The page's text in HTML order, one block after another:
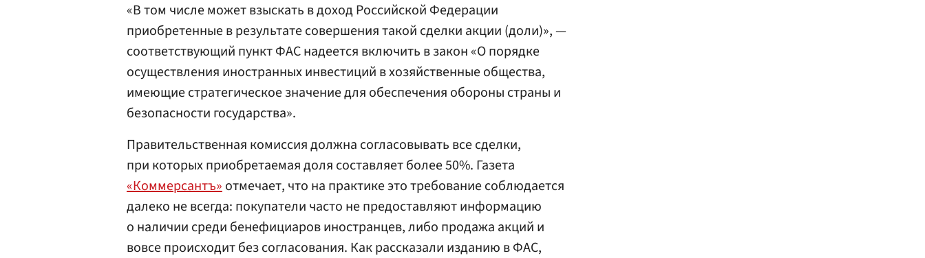
«В том числе может взыскать в доход Российской Федерации
приобретенные в результате совершения такой сделки акции (доли)», —
соответствующий пунктФАСнадеется включить в закон «О порядке
осуществления иностранных инвестиций в хозяйственные общества,
имеющие стратегическое значение для обеспечения обороны страны и
безопасности государства».
Правительственная комиссия должна согласовывать все сделки,
при которых приобретаемая доля составляет более 50%. Газета
«Коммерсантъ»отмечает, что на практике это требование соблюдается
далеко не всегда: покупатели часто не предоставляют информацию
о наличии среди бенефициаров иностранцев, либо продажа акций и
вовсе происходит без согласования. Как рассказали изданию в ФАС,